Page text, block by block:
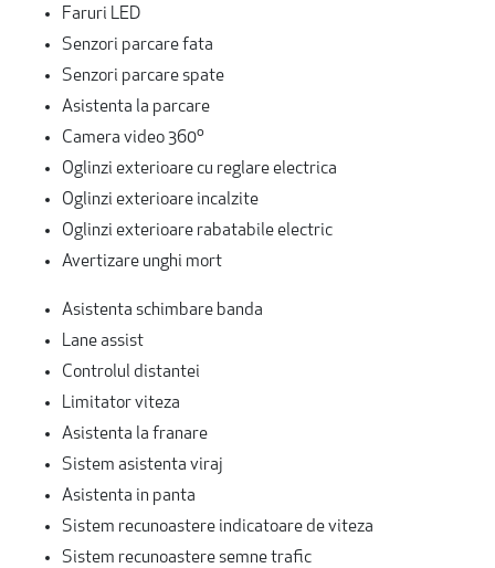
Faruri LED
Senzori parcare fata
Senzori parcare spate
Asistenta la parcare
Camera video 360º
Oglinzi exterioare cu reglare electrica
Oglinzi exterioare incalzite
Oglinzi exterioare rabatabile electric
Avertizare unghi mort
Asistenta schimbare banda
Lane assist
Controlul distantei
Limitator viteza
Asistenta la franare
Sistem asistenta viraj
Asistenta in panta
Sistem recunoastere indicatoare de viteza
Sistem recunoastere semne trafic